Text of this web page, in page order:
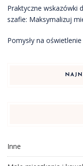
Praktyczne wskazówki
szafie: Maksymalizuj
Pomysły na
Inne